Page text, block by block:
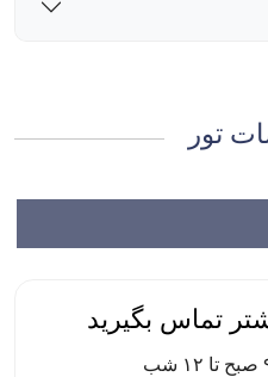
تور
تماس بگیرید